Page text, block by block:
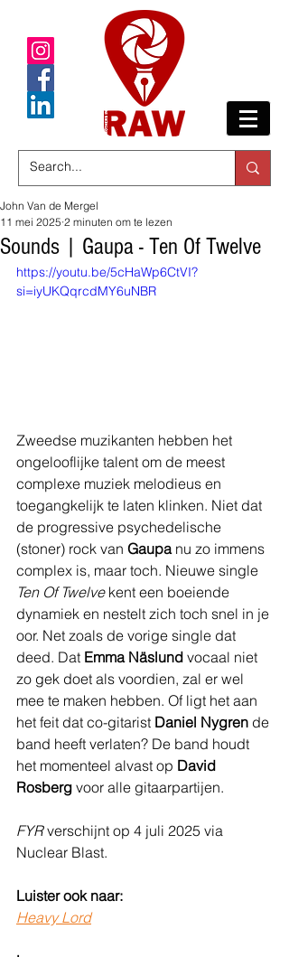
Sounds | Gaupa - Ten Of Twelve
John Van de Mergel
11 mei 2025 2 minuten om te lezen
https://youtu.be/5cHaWp6CtVI?
si=iyUKQqrcdMY6uNBR
Zweedse muzikanten hebben het
ongelooflijke talent om de meest
complexe muziek melodieus en
toegangkelijk te laten klinken. Niet dat
de progressive psychedelische
(stoner) rock van Gaupa nu zo immens
complex is, maar toch. Nieuwe single
Ten Of Twelve kent een boeiende
dynamiek en nestelt zich toch snel in je
oor. Net zoals de vorige single dat
deed. Dat Emma Näslund vocaal niet
zo gek doet als voordien, zal er wel
mee te maken hebben. Of ligt het aan
het feit dat co-gitarist Daniel Nygren de
band heeft verlaten? De band houdt
het momenteel alvast op David
Rosberg voor alle gitaarpartijen.
FYR verschijnt op 4 juli 2025 via
Nuclear Blast.
Luister ook naar:
Heavy Lord